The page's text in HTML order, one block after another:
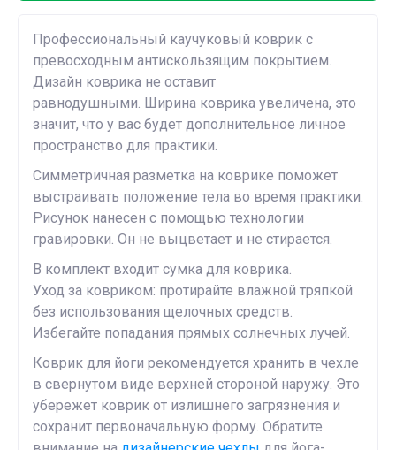
Профессиональный каучуковый коврик с
превосходным антискользящим покрытием.
Дизайн коврика не оставит
равнодушными. Ширина коврика увеличена, это
значит, что у вас будет дополнительное личное
пространство для практики.
Симметричная разметка на коврике поможет
выстраивать положение тела во время практики.
Рисунок нанесен с помощью технологии
гравировки. Он не выцветает и не стирается.
В комплект входит сумка для коврика.
Уход за ковриком: протирайте влажной тряпкой
без использования щелочных средств.
Избегайте попадания прямых солнечных лучей.
Коврик для йоги рекомендуется хранить в чехле
в свернутом виде верхней стороной наружу. Это
убережет коврик от излишнего загрязнения и
сохранит первоначальную форму. Обратите